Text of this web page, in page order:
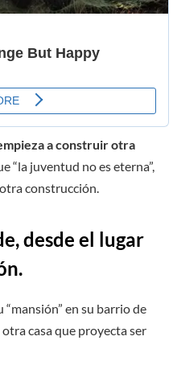
a construir otra
“la juventud no es eterna”,
construcción.
desde el lugar
en su barrio de
casa que proyecta ser